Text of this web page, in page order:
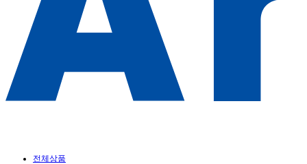
전체상품